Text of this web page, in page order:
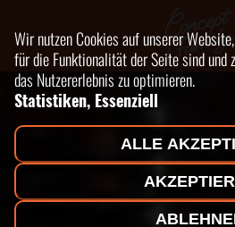
Wir nutzen Cookies auf unserer
für die Funktionalität der Seite sind und
das Nutzererlebnis zu optimieren.
Statistiken, Essenziell
ALLE